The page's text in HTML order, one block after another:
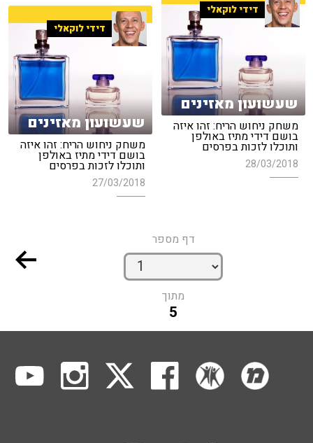
דידי לוקאלי
שעשועון מאזינים
משחק ניחוש הריח: זהו איזה
בושם דידי מתיז באולפן
ותוכלו לזכות בפרסים
28/03/2018
דידי לוקאלי
שעשועון מאזינים
משחק ניחוש הריח: זהו איזה
בושם דידי מתיז באולפן
ותוכלו לזכות בפרסים
27/03/2018
דף מספר
מתוך
5